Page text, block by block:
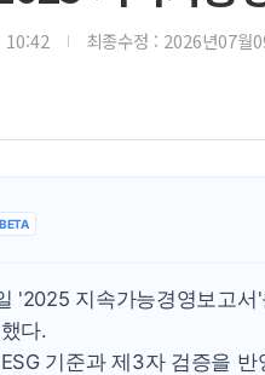
10:42 최종수정 : 2026년07월
BETA
'2025 지속가능경영보고
다.
기준과 제3자 검증을